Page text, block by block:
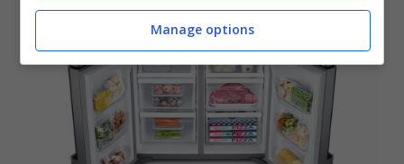
Manage options